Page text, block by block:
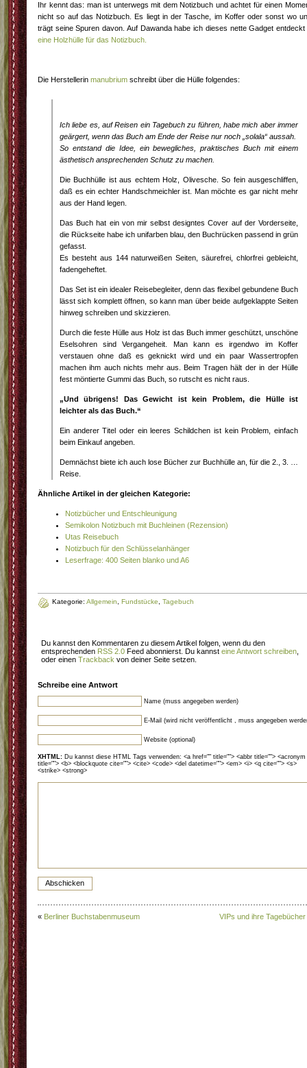
Ihr kennt das: man ist unterwegs mit dem Notizbuch und achtet für einen
nicht so auf das Notizbuch. Es liegt in der Tasche, im Koffer oder sonst wo
trägt seine Spuren davon. Auf Dawanda habe ich dieses nette Gadget entdeckt
eine Holzhülle für das Notizbuch.
Die Herstellerin manubrium schreibt über die Hülle folgendes:
Ich liebe es, auf Reisen ein Tagebuch zu führen, habe mich aber immer
geärgert, wenn das Buch am Ende der Reise nur noch „solala“ aussah.
So entstand die Idee, ein bewegliches, praktisches Buch mit einem
ästhetisch ansprechenden Schutz zu machen.
Die Buchhülle ist aus echtem Holz, Olivesche. So fein ausgeschliffen,
daß es ein echter Handschmeichler ist. Man möchte es gar nicht mehr
aus der Hand legen.
Das Buch hat ein von mir selbst designtes Cover auf der Vorderseite,
die Rückseite habe ich unifarben blau, den Buchrücken passend in grün
gefasst.
Es besteht aus 144 naturweißen Seiten, säurefrei, chlorfrei gebleicht,
fadengeheftet.
Das Set ist ein idealer Reisebegleiter, denn das flexibel gebundene Buch
lässt sich komplett öffnen, so kann man über beide aufgeklappte Seiten
hinweg schreiben und skizzieren.
Durch die feste Hülle aus Holz ist das Buch immer geschützt, unschöne
Eselsohren sind Vergangeheit. Man kann es irgendwo im Koffer
verstauen ohne daß es geknickt wird und ein paar Wassertropfen
machen ihm auch nichts mehr aus. Beim Tragen hält der in der Hülle
fest möntierte Gummi das Buch, so rutscht es nicht raus.
„Und übrigens! Das Gewicht ist kein Problem, die Hülle ist
leichter als das Buch.“
Ein anderer Titel oder ein leeres Schildchen ist kein Problem, einfach
beim Einkauf angeben.
Demnächst biete ich auch lose Bücher zur Buchhülle an, für die 2., 3. …
Reise.
Ähnliche Artikel in der gleichen Kategorie:
Notizbücher und Entschleunigung
Semikolon Notizbuch mit Buchleinen (Rezension)
Utas Reisebuch
Notizbuch für den Schlüsselanhänger
Leserfrage: 400 Seiten blanko und A6
Kategorie: Allgemein Fundstücke Tagebuch
Du kannst den Kommentaren zu diesem Artikel folgen, wenn du den
entsprechenden RSS 2.0 Feed abonnierst. Du kannst eine Antwort schreiben
oder einen Trackback von deiner Seite setzen.
Schreibe eine Antwort
Name (muss angegeben werden)
E-Mail (wird nicht veröffentlicht , muss angegeben
Website (optional)
XHTML: Du kannst diese HTML Tags verwenden: <a href="" title=""> <abbr title=""> <acronym
title=""> <b> <blockquote cite=""> <cite> <code> <del datetime=""> <em> <i> <q cite=""> <s>
<strike> <strong>
« Berliner Buchstabenmuseum VIPs und ihre Tagebücher